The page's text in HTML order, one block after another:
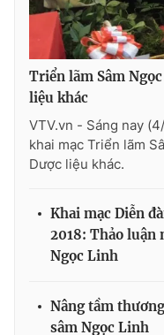
Ðiện thoại Thời báo VTV:
toasoan@vtv.vn
Liên hệ quảng cáo:024-
® Cấm sao chép dưới
thuận bằng văn bản. Ghi
Triển lãm Sâm
liệu khác
VTV.vn - Sáng nay
khai mạc Triển lãm
Dược liệu khác.
Khai mạc Diễn
2018: Thảo luận
Ngọc Linh
Nâng tầm
sâm Ngọc Linh